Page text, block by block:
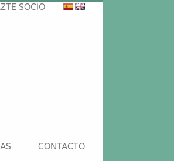
SOCIO
CONTACTO